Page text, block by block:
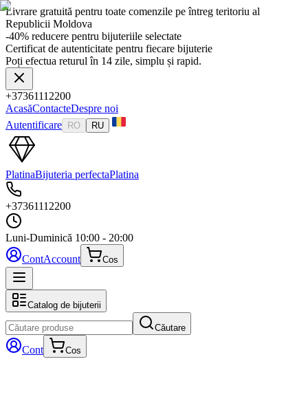
Livrare gratuită pentru toate comenzile pe întreg teritoriu al
Republicii Moldova
-40% reducere pentru bijuteriile selectate
Certificat de autenticitate pentru fiecare bijuterie
Poți efectua returul în 14 zile, simplu și rapid.
+37361112200
AcasăContacteDespre noi
Autentificare
RO RU
PlatinaBijuteria perfectaPlatina
+37361112200
Luni-Duminică 10:00 - 20:00
ContAccount Cos
Catalog de bijuterii
Căutare
Cont Cos